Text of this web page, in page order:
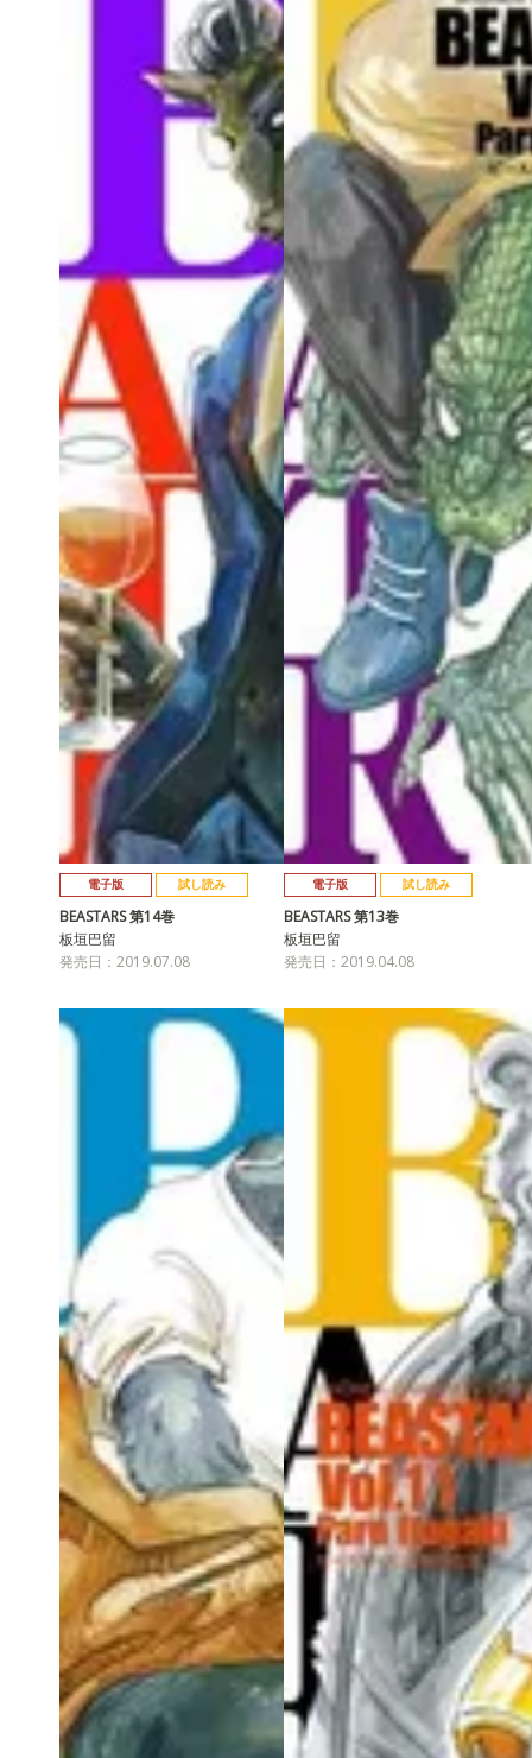
電子版 試し読み
BEASTARS 第14巻
板垣巴留
発売日：2019.07.08
電子版 試し読み
BEASTARS 第13巻
板垣巴留
発売日：2019.04.08